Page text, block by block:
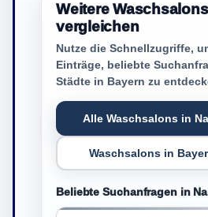
Weitere
vergleichen
Nutze die Schnellzugriffe,
Einträge, beliebte
Städte in Bayern zu
Alle Waschsalons in
Waschsalons in
Beliebte Suchanfragen in